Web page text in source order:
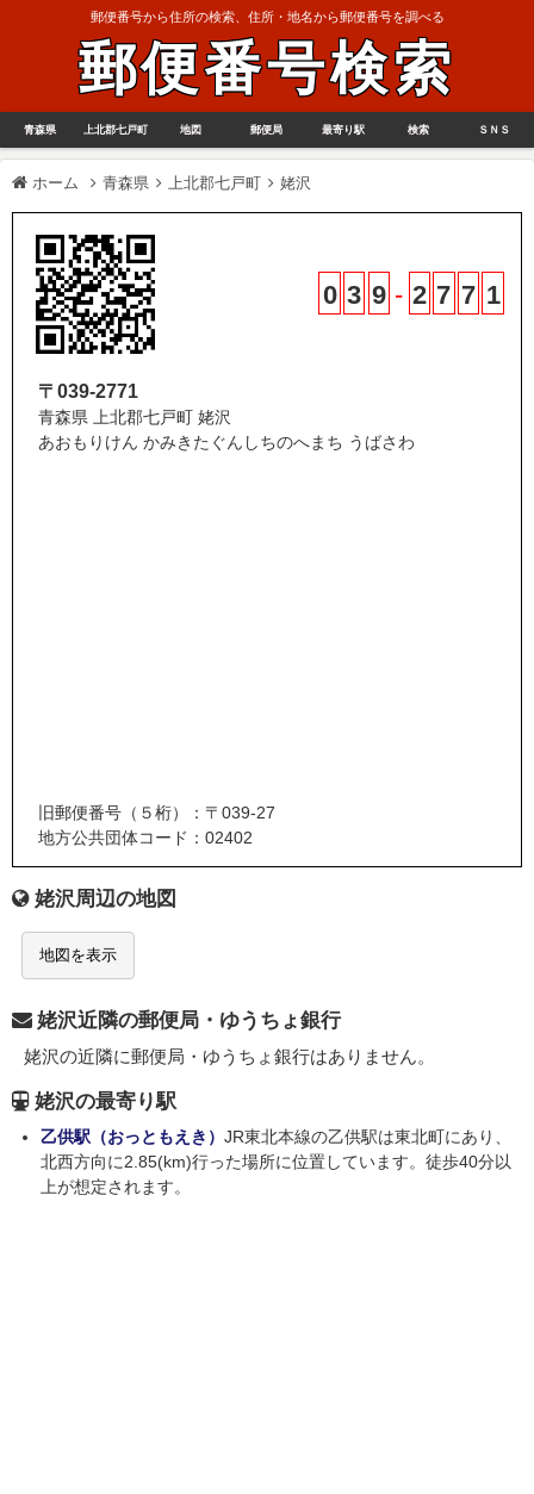
郵便番号から住所の検索、住所・地名から郵便番号を調べる
郵便番号検索
青森県 上北郡七戸町 地図 郵便局 最寄り駅 検索 ＳＮＳ
ホーム 青森県 上北郡七戸町 姥沢
0 3 9 - 2 7 7 1
〒039-2771
青森県 上北郡七戸町 姥沢
あおもりけん かみきたぐんしちのへまち うばさわ
旧郵便番号（５桁）：〒039-27
地方公共団体コード：02402
姥沢周辺の地図
地図を表示
姥沢近隣の郵便局・ゆうちょ銀行
姥沢の近隣に郵便局・ゆうちょ銀行はありません。
姥沢の最寄り駅
乙供駅（おっともえき） JR東北本線の乙供駅は東北町にあり、
北西方向に2.85(km)行った場所に位置しています。徒歩40分以
上が想定されます。